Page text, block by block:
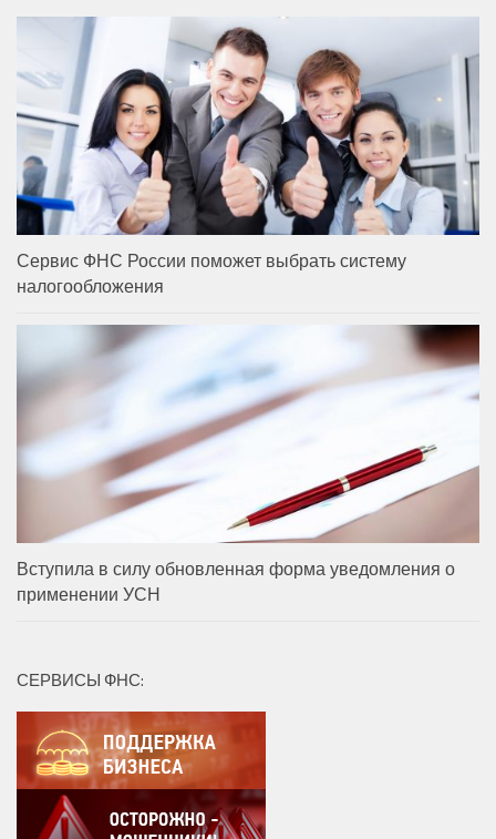
Сервис ФНС России поможет выбрать систему
налогообложения
Вступила в силу обновленная форма уведомления о
применении УСН
СЕРВИСЫ ФНС: